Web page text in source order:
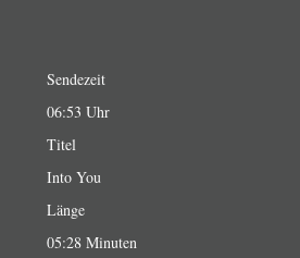
Sendezeit
06:53 Uhr
Titel
Into You
Länge
05:28 Minuten